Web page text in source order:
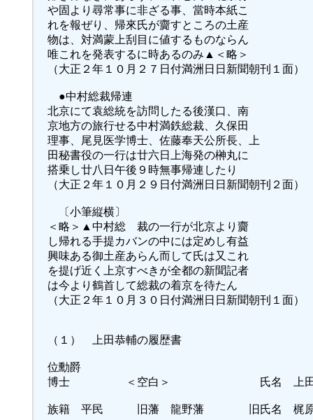
や固より尋常事に非ざる事、當時本紙こ
れを報ぜり、帰來氏が齎すところの土産
物は、対満蒙上刮目に値するものならん
唯これを発表するに時あるのみ▲＜略＞
（大正２年１０月２７日付満洲日日新聞朝刊１面）
●中村総裁帰連
北京にて袁総統を訪問したる後漢口、南
京地方の旅行せる中村満鉄総裁、久保田
理事、尾見医学博士、佐藤奉天公所長、上
田秘書役の一行は廿六日上海発の榊丸に
搭乗し廿八日午後９時無事帰連したり
（大正２年１０月２９日付満洲日日新聞朝刊２面）
〔小筆縦横〕
＜略＞▲中村総 裁の一行が北京より齎
し帰れる手提カバンの中には定めし有益
興味ある御土産あらん而して氏は又これ
を提げ近く上京すべきが全都の新聞記者
は今より鶴首して総裁の着京を待たん
（大正２年１０月３０日付満洲日日新聞朝刊１面）
（１） 上田恭輔の履歴書
位勳爵
博士 ＜空白＞ 氏名 上田
族籍 平民 旧藩 龍野藩 旧氏名 梶原